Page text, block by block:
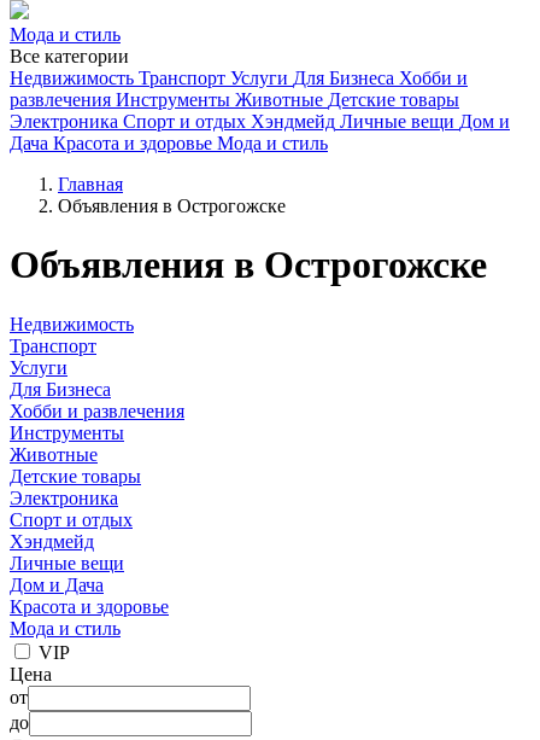
Мода и стиль
Все категории
Недвижимость Транспорт Услуги Для Бизнеса Хобби и
развлечения Инструменты Животные Детские товары
Электроника Спорт и отдых Хэндмейд Личные вещи Дом и
Дача Красота и здоровье Мода и стиль
Главная
Объявления в Острогожске
Объявления в Острогожске
Недвижимость
Транспорт
Услуги
Для Бизнеса
Хобби и развлечения
Инструменты
Животные
Детские товары
Электроника
Спорт и отдых
Хэндмейд
Личные вещи
Дом и Дача
Красота и здоровье
Мода и стиль
VIP
Цена
от
до